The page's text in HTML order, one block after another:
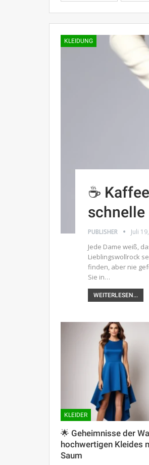
KLEIDUNG
☕️
schnelle
PUBLISHER Juli
Jede Dame weiß,
Lieblingswollrock
finden, aber nie
Sie in…
WEITERLESEN...
KLEIDER
🌟 Geheimnisse der
hochwertigen Kleides
Saum